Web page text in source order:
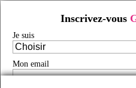
Inscrivez-vous
Je suis
Mon email
Rencontre handicap/Rencontre handicap
Rencontre personne handicapée Rhône-
Faites des rencontres handicap à